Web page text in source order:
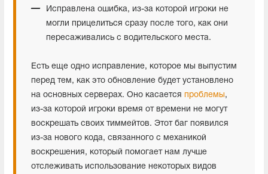
Исправлена ошибка, из-за которой игроки не
могли прицелиться сразу после того, как они
пересаживались с водительского места.
Есть еще одно исправление, которое мы выпустим
перед тем, как это обновление будет установлено
на основных серверах. Оно касается проблемы,
из-за которой игроки время от времени не могут
воскрешать своих тиммейтов. Этот баг появился
из-за нового кода, связанного с механикой
воскрешения, который помогает нам лучше
отслеживать использование некоторых видов